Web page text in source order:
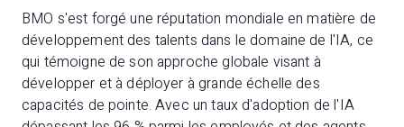
BMO s'est forgé une réputation mondiale en matière de
développement des talents dans le domaine de l'IA, ce
qui témoigne de son approche globale visant à
développer et à déployer à grande échelle des
capacités de pointe. Avec un taux d'adoption de l'IA